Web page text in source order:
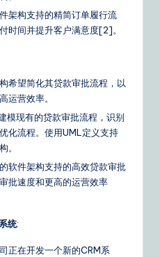
架构支持的精简订单履行流
时间并提升客户满意度[2]。
希望简化其贷款审批流程，以
运营效率。
模现有的贷款审批流程，识别
化流程。使用UML定义支持
。
软件架构支持的高效贷款审批
批速度和更高的运营效率
统:
正在开发一个新的CRM系